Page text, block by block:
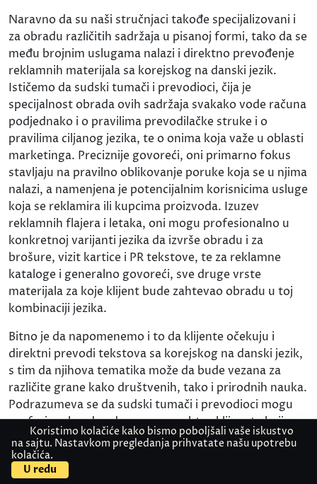
Naravno da su naši stručnjaci takođe specijalizovani i
za obradu različitih sadržaja u pisanoj formi, tako da se
među brojnim uslugama nalazi i direktno prevođenje
reklamnih materijala sa korejskog na danski jezik.
Ističemo da sudski tumači i prevodioci, čija je
specijalnost obrada ovih sadržaja svakako vode računa
podjednako i o pravilima prevodilačke struke i o
pravilima ciljanog jezika, te o onima koja važe u oblasti
marketinga. Preciznije govoreći, oni primarno fokus
stavljaju na pravilno oblikovanje poruke koja se u njima
nalazi, a namenjena je potencijalnim korisnicima usluge
koja se reklamira ili kupcima proizvoda. Izuzev
reklamnih flajera i letaka, oni mogu profesionalno u
konkretnoj varijanti jezika da izvrše obradu i za
brošure, vizit kartice i PR tekstove, te za reklamne
kataloge i generalno govoreći, sve druge vrste
materijala za koje klijent bude zahtevao obradu u toj
kombinaciji jezika.
Bitno je da napomenemo i to da klijente očekuju i
direktni prevodi tekstova sa korejskog na danski jezik,
s tim da njihova tematika može da bude vezana za
različite grane kako društvenih, tako i prirodnih nauka.
Podrazumeva se da sudski tumači i prevodioci mogu
profesionalno da odgovore na zahtev klijenata koji su
zainteresovani da u ovoj varijanti jezika dobiju prevod
tekstova filozofske, političke ili turističke tematike, a
svakako će prevesti i one koji se bave temom iz oblasti
Kontaktirajte nas
Koristimo kolačiće kako bismo poboljšali vaše iskustvo
na sajtu. Nastavkom pregledanja prihvatate našu upotrebu
kolačića.
U redu